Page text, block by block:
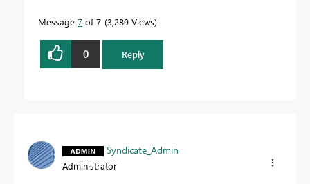
Message 7 of 7 3,289 Views
0 Reply
Syndicate_Admin
Administrator